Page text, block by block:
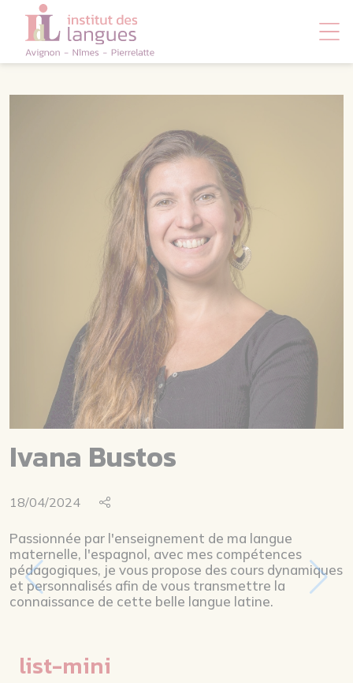
Ivana Bustos
18/04/2024
Passionnée par l'enseignement de ma langue
maternelle, l'espagnol, avec mes compétences
pédagogiques, je vous propose des cours dynamiques
et personnalisés afin de vous transmettre la
connaissance de cette belle langue latine.
list-mini
Panneau de gestion des cookies